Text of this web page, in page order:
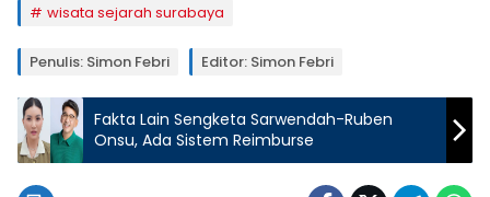
wisata sejarah surabaya
Penulis: Simon Febri Editor: Simon Febri
Fakta Lain Sengketa Sarwendah-Ruben
Onsu, Ada Sistem Reimburse